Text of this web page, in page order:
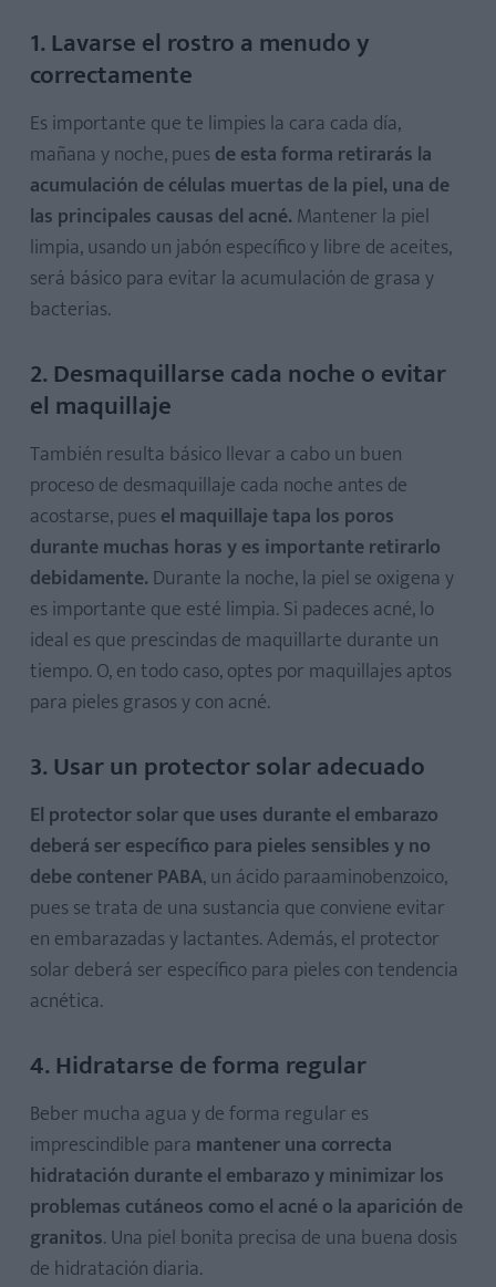
1. Lavarse el rostro a menudo y
correctamente
Es importante que te limpies la cara cada día,
mañana y noche, pues de esta forma retirarás la
acumulación de células muertas de la piel, una de
las principales causas del acné. Mantener la piel
limpia, usando un jabón específico y libre de aceites,
será básico para evitar la acumulación de grasa y
bacterias.
2. Desmaquillarse cada noche o evitar
el maquillaje
También resulta básico llevar a cabo un buen
proceso de desmaquillaje cada noche antes de
acostarse, pues el maquillaje tapa los poros
durante muchas horas y es importante retirarlo
debidamente. Durante la noche, la piel se oxigena y
es importante que esté limpia. Si padeces acné, lo
ideal es que prescindas de maquillarte durante un
tiempo. O, en todo caso, optes por maquillajes aptos
para pieles grasos y con acné.
3. Usar un protector solar adecuado
El protector solar que uses durante el embarazo
deberá ser específico para pieles sensibles y no
debe contener PABA, un ácido paraaminobenzoico,
pues se trata de una sustancia que conviene evitar
en embarazadas y lactantes. Además, el protector
solar deberá ser específico para pieles con tendencia
acnética.
4. Hidratarse de forma regular
Beber mucha agua y de forma regular es
imprescindible para mantener una correcta
hidratación durante el embarazo y minimizar los
problemas cutáneos como el acné o la aparición de
granitos. Una piel bonita precisa de una buena dosis
de hidratación diaria.